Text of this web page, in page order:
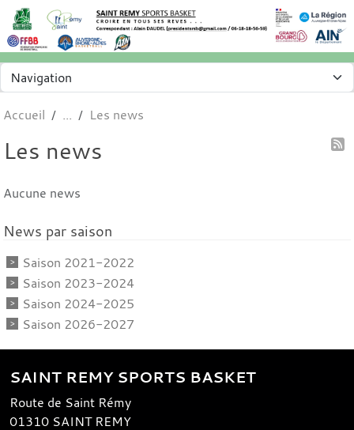
Accueil Les news
Les news
Aucune news
News par saison
Saison 2021-2022
Saison 2023-2024
Saison 2024-2025
Saison 2026-2027
SAINT REMY SPORTS BASKET
Route de Saint Rémy
01310 SAINT REMY
Panneau de gestion des cookies